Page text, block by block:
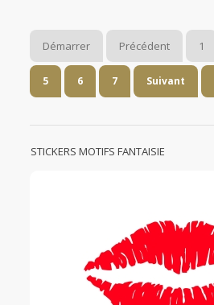
Démarrer Précédent 1
5 6 7 Suivant
STICKERS MOTIFS FANTAISIE